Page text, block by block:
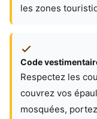
les zones
Code
Respectez les
couvrez vos
mosquées,